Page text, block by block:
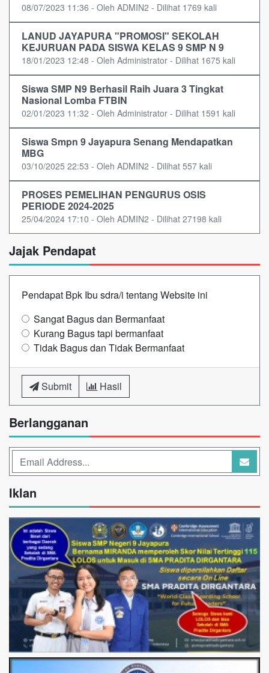
08/07/2023 11:36 - Oleh ADMIN2 - Dilihat 1769 kali
LANUD JAYAPURA "PROMOSI" SEKOLAH
KEJURUAN PADA SISWA KELAS 9 SMP N 9
18/01/2023 12:48 - Oleh Administrator - Dilihat 1675 kali
Siswa SMP N9 Berhasil Raih Juara 3 Tingkat
Nasional Lomba FTBIN
02/01/2023 11:32 - Oleh Administrator - Dilihat 1591 kali
Siswa Smpn 9 Jayapura Senang Mendapatkan
MBG
03/10/2025 22:53 - Oleh ADMIN2 - Dilihat 557 kali
PROSES PEMELIHAN PENGURUS OSIS
PERIODE 2024-2025
25/04/2024 17:10 - Oleh ADMIN2 - Dilihat 27198 kali
Jajak Pendapat
Pendapat Bpk Ibu sdra/i tentang Website ini
Sangat Bagus dan Bermanfaat
Kurang Bagus tapi bermanfaat
Tidak Bagus dan Tidak Bermanfaat
Submit Hasil
Berlangganan
Iklan